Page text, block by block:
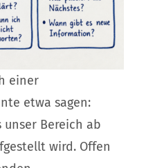
einer
etwa sagen:
unser Bereich ab
wird. Offen